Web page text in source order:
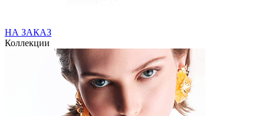
НА ЗАКАЗ
Коллекции